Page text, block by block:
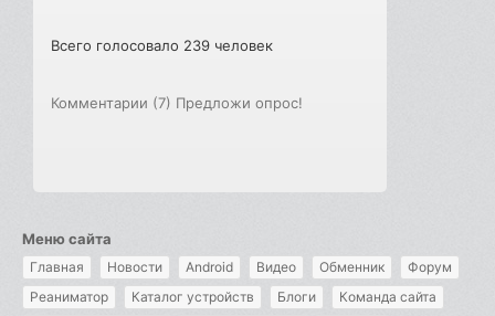
Всего голосовало 239 человек
Комментарии (7) Предложи опрос!
Меню сайта
Главная Новости Android Видео Обменник
Форум
Реаниматор
Каталог устройств Блоги
Команда сайта